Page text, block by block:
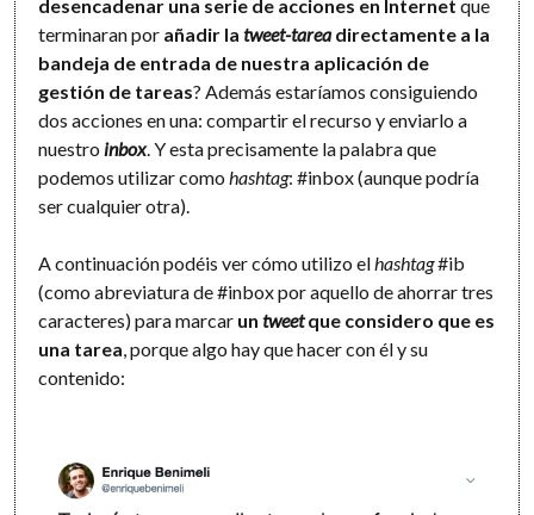
desencadenar una serie de acciones en Internet que
terminaran por añadir latweet-tareadirectamente a la
bandeja de entrada de nuestra aplicación de
gestión de tareas? Además estaríamos consiguiendo
dos acciones en una: compartir el recurso y enviarlo a
nuestroinbox. Y esta precisamente la palabra que
podemos utilizar comohashtag: #inbox (aunque podría
ser cualquier otra).
A continuación podéis ver cómo utilizo elhashtag#ib
(como abreviatura de #inbox por aquello de ahorrar tres
caracteres) para marcar untweetque considero que es
una tarea, porque algo hay que hacer con él y su
contenido: